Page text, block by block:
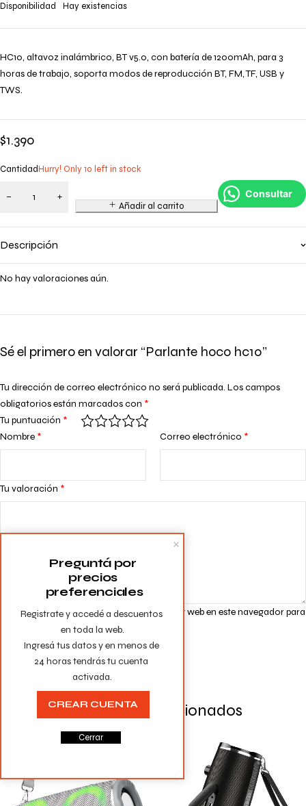
Disponibilidad Hay existencias
HC10, altavoz inalámbrico, BT v5.0, con batería de 1200mAh, para 3
horas de trabajo, soporta modos de reproducción BT, FM, TF, USB y
TWS.
$1.390
CantidadHurry! Only 10 left in stock
Añadir al carrito
Consultar
Descripción
No hay valoraciones aún.
Sé el primero en valorar “Parlante hoco hc10”
Tu dirección de correo electrónico no será publicada. Los campos
obligatorios están marcados con *
Tu puntuación *
Tu valoración *
Nombre * Correo electrónico *
Guarda mi nombre, correo electrónico y web en este navegador para
la próxima vez que comente.
Productos Relacionados
Registrate y accedé a descuentos
en toda la web.
Ingresá tus datos y en menos de
24 horas tendrás tu cuenta
activada.
Preguntá por
precios
preferenciales
CREAR CUENTA
Cerrar